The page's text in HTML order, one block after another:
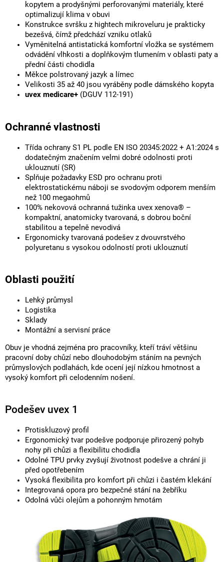
kopytem a prodyšnými perforovanými materiály, které
optimalizují klima v obuvi
Konstrukce svršku z hightech mikroveluru je prakticky
bezešvá, čímž předchází vzniku otlaků
Vyměnitelná antistatická komfortní vložka se systémem
odvádění vlhkosti a doplňkovým tlumením v oblasti paty a
přední části chodidla
Měkce polstrovaný jazyk a límec
Velikosti 35 až 40 jsou vyráběny podle dámského kopyta
uvex medicare+ (DGUV 112-191)
Ochranné vlastnosti
Třída ochrany S1 PL podle EN ISO 20345:2022 + A1:2024 s
dodatečným značením velmi dobré odolnosti proti
uklouznutí (SR)
Splňuje požadavky ESD pro ochranu proti
elektrostatickému náboji se svodovým odporem menším
než 100 megaohmů
100% nekovová ochranná tužinka uvex xenova® –
kompaktní, anatomicky tvarovaná, s dobrou boční
stabilitou a tepelně nevodivá
Ergonomicky tvarovaná podešev z dvouvrstvého
polyuretanu s vysokou odolností proti uklouznutí
Oblasti použití
Lehký průmysl
Logistika
Sklady
Montážní a servisní práce
Obuv je vhodná zejména pro pracovníky, kteří tráví většinu
pracovní doby chůzí nebo dlouhodobým stáním na pevných
průmyslových podlahách, kde ocení její nízkou hmotnost a
vysoký komfort při celodenním nošení.
Podešev uvex 1
Protiskluzový profil
Ergonomický tvar podešve podporuje přirozený pohyb
nohy při chůzi a flexibilitu chodidla
Odolné TPU prvky zvyšují životnost podešve a chrání ji
před opotřebením
Vysoká flexibilita pro komfort při chůzi i častém klekání
Integrovaná opora pro bezpečné stání na žebříku
Odolná vůči olejům a pohonným hmotám